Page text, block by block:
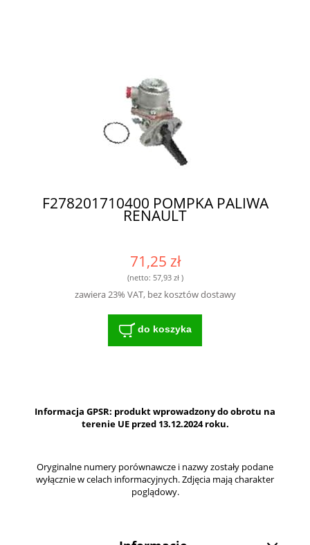
F278201710400 POMPKA PALIWA
RENAULT
71,25 zł
(netto: 57,93 zł)
zawiera 23% VAT, bez kosztów dostawy
do koszyka
Informacja GPSR: produkt wprowadzony do obrotu na
terenie UE przed 13.12.2024 roku.
Oryginalne numery porównawcze i nazwy zostały podane
wyłącznie w celach informacyjnych. Zdjęcia mają charakter
poglądowy.